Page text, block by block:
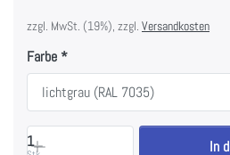
zzgl. MwSt. (19%), zzgl. Versandkosten
Farbe
1 In